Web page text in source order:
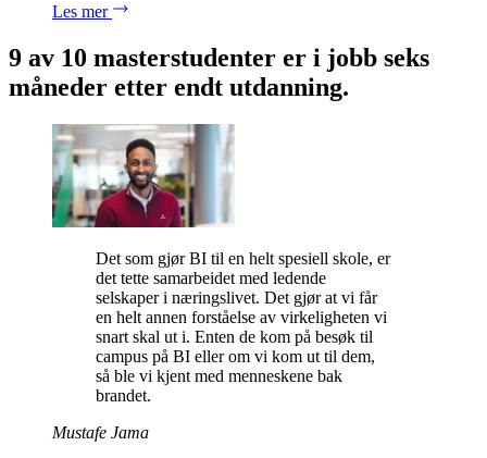
Les mer
9 av 10 masterstudenter er i jobb seks
måneder etter endt utdanning.
Det som gjør BI til en helt spesiell skole, er
det tette samarbeidet med ledende
selskaper i næringslivet. Det gjør at vi får
en helt annen forståelse av virkeligheten vi
snart skal ut i. Enten de kom på besøk til
campus på BI eller om vi kom ut til dem,
så ble vi kjent med menneskene bak
brandet.
Mustafe Jama